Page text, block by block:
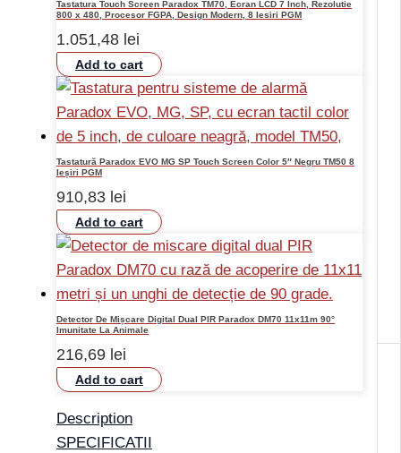
Tastatura Touch Screen Paradox TM70, Ecran LCD 7 Inch, Rezolutie
800 x 480, Procesor FGPA, Design Modern, 8 Iesiri PGM
1.051,48 lei
Add to cart
Tastatură Paradox EVO MG SP Touch Screen Color 5″ Negru TM50 8
Ieșiri PGM
910,83 lei
Add to cart
Detector De Mișcare Digital Dual PIR Paradox DM70 11x11m 90°
Imunitate La Animale
216,69 lei
Add to cart
Description
SPECIFICATII